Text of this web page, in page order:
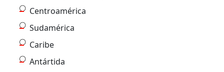
Centroamérica
Sudamérica
Caribe
Antártida